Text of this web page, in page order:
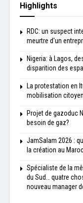
Highlights
RDC: un suspect
meurtre d'un
Nigeria: à Lagos,
disparition des
La protestation en
mobilisation
Projet de gazoduc
besoin de gaz?
JamSalam 2026 :
la création au
Spécialiste de la
du Sud… quatre
nouveau manager